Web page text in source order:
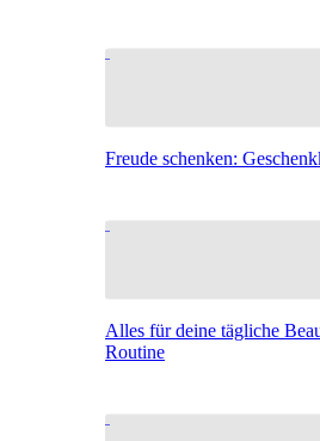
Freude schenken:
Alles für deine tägliche
Routine